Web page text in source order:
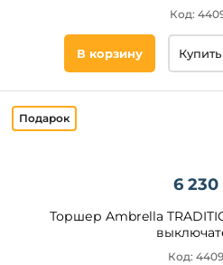
Код:
В корзину
6 230
Торшер Ambrella
Код: